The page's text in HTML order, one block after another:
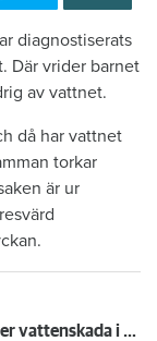
diagnostiserats
Där vrider barnet
av vattnet.
då har vattnet
torkar
är ur
600 kronor dyrare att bo efter vattenskada i Varberg